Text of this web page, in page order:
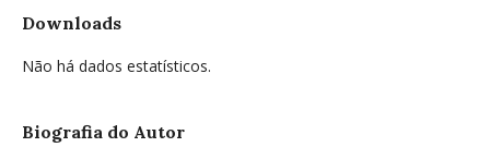
Downloads
Não há dados estatísticos.
Biografia do Autor